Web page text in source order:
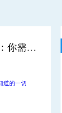
如何制定营销策略：你需要知道的一切